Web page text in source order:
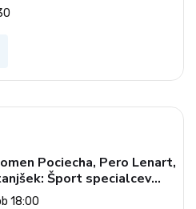
Pociecha, Pero Lenart,
Šport specialcev
6. 8. 2026)
18:00